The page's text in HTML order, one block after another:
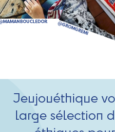
Jeujouéthique
large sélection